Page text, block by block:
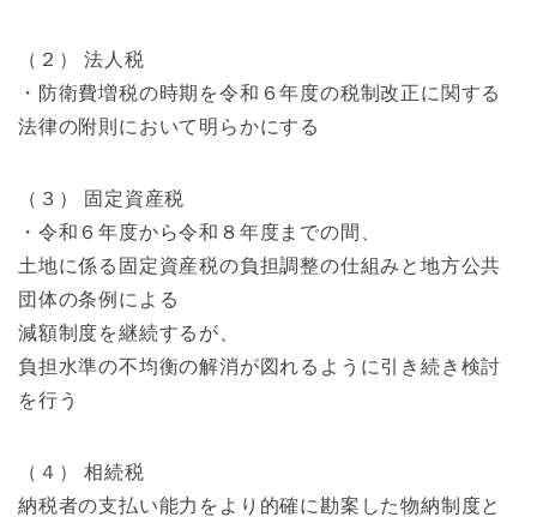
（２） 法人税
・防衛費増税の時期を令和６年度の税制改正に関する
法律の附則において明らかにする
（３） 固定資産税
・令和６年度から令和８年度までの間、
土地に係る固定資産税の負担調整の仕組みと地方公共
団体の条例による
減額制度を継続するが、
負担水準の不均衡の解消が図れるように引き続き検討
を行う
（４） 相続税
納税者の支払い能力をより的確に勘案した物納制度と